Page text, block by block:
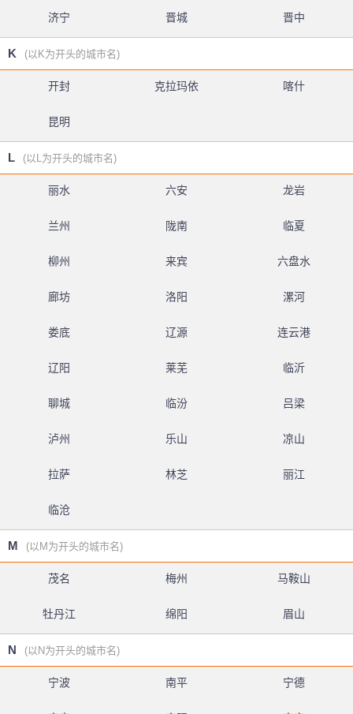
济宁 晋城 晋中
K (以K为开头的城市名)
开封 克拉玛依 喀什
昆明
L (以L为开头的城市名)
丽水 六安 龙岩
兰州 陇南 临夏
柳州 来宾 六盘水
廊坊 洛阳 漯河
娄底 辽源 连云港
辽阳 莱芜 临沂
聊城 临汾 吕梁
泸州 乐山 凉山
拉萨 林芝 丽江
临沧
M (以M为开头的城市名)
茂名 梅州 马鞍山
牡丹江 绵阳 眉山
N (以N为开头的城市名)
宁波 南平 宁德